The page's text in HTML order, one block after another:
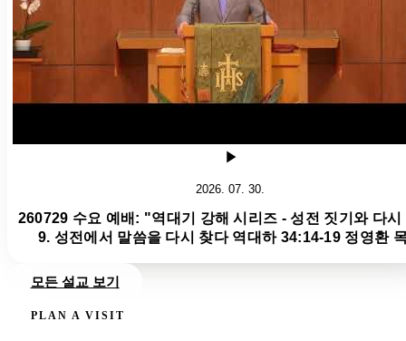
2026. 07. 30.
260729 수요 예배: "역대기 강해 시리즈 - 성전 짓기와 다
9. 성전에서 말씀을 다시 찾다 역대하 34:14-19 정영환
모든 설교 보기
PLAN A VISIT